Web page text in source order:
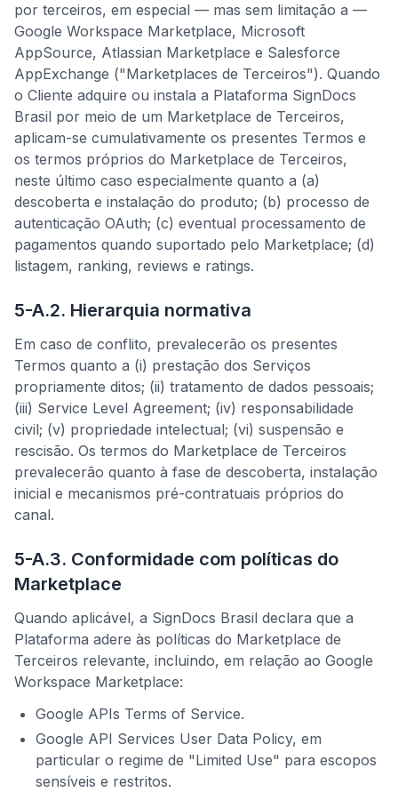
por terceiros, em especial — mas sem limitação a —
Google Workspace Marketplace, Microsoft
AppSource, Atlassian Marketplace e Salesforce
AppExchange ("Marketplaces de Terceiros"). Quando
o Cliente adquire ou instala a Plataforma SignDocs
Brasil por meio de um Marketplace de Terceiros,
aplicam-se cumulativamente os presentes Termos e
os termos próprios do Marketplace de Terceiros,
neste último caso especialmente quanto a (a)
descoberta e instalação do produto; (b) processo de
autenticação OAuth; (c) eventual processamento de
pagamentos quando suportado pelo Marketplace; (d)
listagem, ranking, reviews e ratings.
5-A.2. Hierarquia normativa
Em caso de conflito, prevalecerão os presentes
Termos quanto a (i) prestação dos Serviços
propriamente ditos; (ii) tratamento de dados pessoais;
(iii) Service Level Agreement; (iv) responsabilidade
civil; (v) propriedade intelectual; (vi) suspensão e
rescisão. Os termos do Marketplace de Terceiros
prevalecerão quanto à fase de descoberta, instalação
inicial e mecanismos pré-contratuais próprios do
canal.
5-A.3. Conformidade com políticas do
Marketplace
Quando aplicável, a SignDocs Brasil declara que a
Plataforma adere às políticas do Marketplace de
Terceiros relevante, incluindo, em relação ao Google
Workspace Marketplace:
Google APIs Terms of Service.
Google API Services User Data Policy, em
particular o regime de "Limited Use" para escopos
sensíveis e restritos.